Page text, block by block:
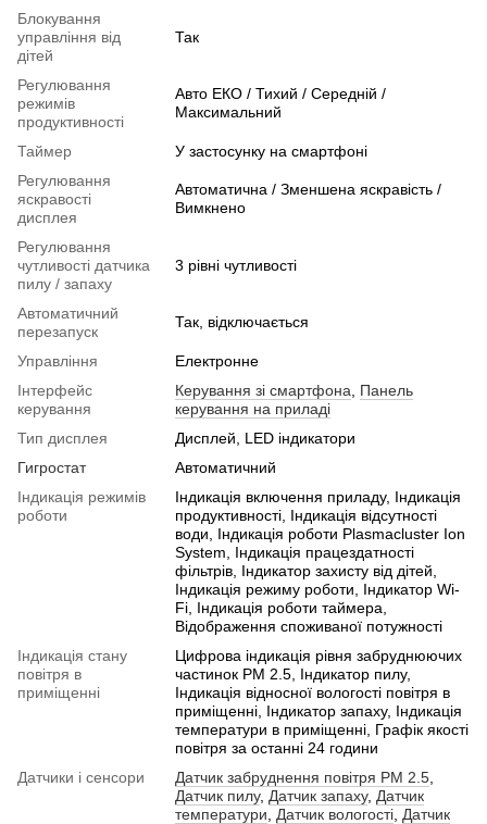
Блокування
управління від
дітей
Так
Регулювання
режимів
продуктивності
Авто ЕКО / Тихий / Середній /
Максимальний
Таймер
У застосунку на смартфоні
Регулювання
яскравості
дисплея
Автоматична / Зменшена яскравість /
Вимкнено
Регулювання
чутливості датчика
пилу / запаху
3 рівні чутливості
Автоматичний
перезапуск
Так, відключається
Управління
Електронне
Інтерфейс
керування
Керування зі смартфона, Панель
керування на приладі
Тип дисплея
Дисплей, LED індикатори
Гигростат
Автоматичний
Індикація режимів
роботи
Індикація включення приладу, Індикація
продуктивності, Індикація відсутності
води, Індикація роботи Plasmacluster Ion
System, Індикація працездатності
фільтрів, Індикатор захисту від дітей,
Індикація режиму роботи, Індикатор Wi-
Fi, Індикація роботи таймера,
Відображення споживаної потужності
Індикація стану
повітря в
приміщенні
Цифрова індикація рівня забруднюючих
частинок PM 2.5, Індикатор пилу,
Індикація відносної вологості повітря в
приміщенні, Індикатор запаху, Індикація
температури в приміщенні, Графік якості
повітря за останні 24 години
Датчики і сенсори
Датчик забруднення повітря PM 2.5,
Датчик пилу, Датчик запаху, Датчик
температури, Датчик вологості, Датчик